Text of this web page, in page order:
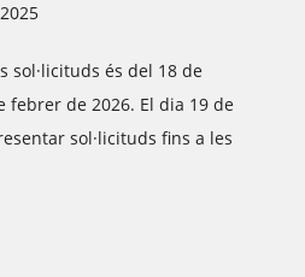
sol·licituds és del 18 de
febrer de 2026. El dia 19 de
sol·licituds fins a les